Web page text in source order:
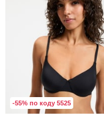
-55% по коду 5525